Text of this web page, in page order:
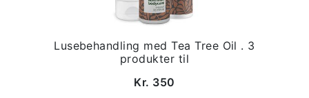
Lusebehandling med Tea Tree Oil . 3
produkter til
Kr. 350